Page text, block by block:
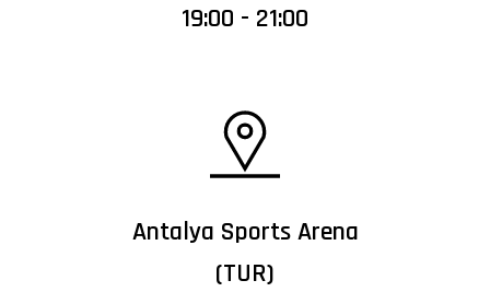
19:00 - 21:00
Antalya Sports Arena
(TUR)